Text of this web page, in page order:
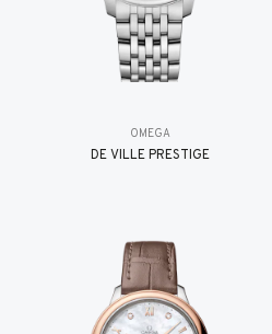
OMEGA
DE VILLE PRESTIGE